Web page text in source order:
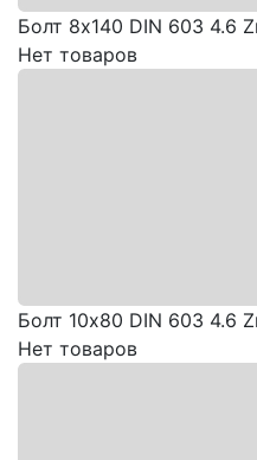
Болт 8х140 DIN 603 4.6
Нет товаров
Болт 10х80 DIN 603 4.6
Нет товаров